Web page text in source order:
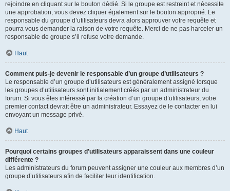
rejoindre en cliquant sur le bouton dédié. Si le groupe est restreint et nécessite
une approbation, vous devez cliquer également sur le bouton approprié. Le
responsable du groupe d’utilisateurs devra alors approuver votre requête et
pourra vous demander la raison de votre requête. Merci de ne pas harceler un
responsable de groupe s’il refuse votre demande.
Haut
Comment puis-je devenir le responsable d’un groupe d’utilisateurs ?
Le responsable d’un groupe d’utilisateurs est généralement assigné lorsque
les groupes d’utilisateurs sont initialement créés par un administrateur du
forum. Si vous êtes intéressé par la création d’un groupe d’utilisateurs, votre
premier contact devrait être un administrateur. Essayez de le contacter en lui
envoyant un message privé.
Haut
Pourquoi certains groupes d’utilisateurs apparaissent dans une couleur
différente ?
Les administrateurs du forum peuvent assigner une couleur aux membres d’un
groupe d’utilisateurs afin de faciliter leur identification.